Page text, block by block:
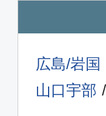
広島/岩国
山口宇部